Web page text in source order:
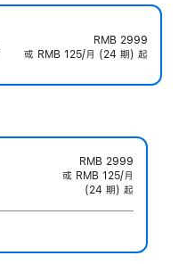
RMB 2999
或 RMB 125/月 (24 期) 起
RMB 2999
或 RMB 125/月
(24 期) 起